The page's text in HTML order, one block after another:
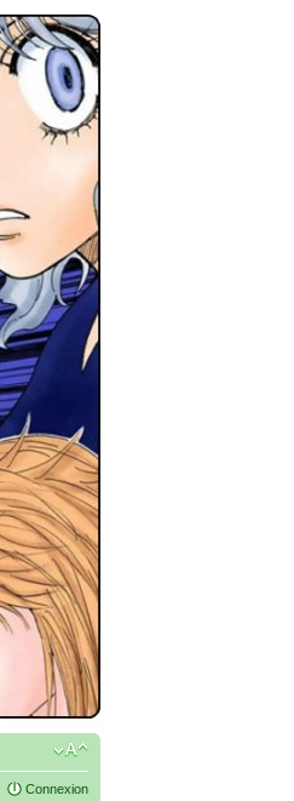
Connexion